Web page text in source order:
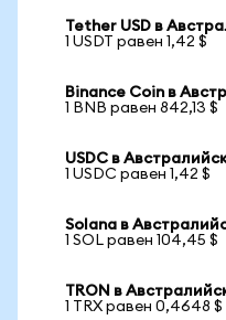
Tether USD в
1 USDT равен 1,42 $
Binance Coin в
1 BNB равен 842,13 $
USDC в
1 USDC равен 1,42 $
Solana в
1 SOL равен 104,45 $
TRON в
1 TRX равен 0,4648 $